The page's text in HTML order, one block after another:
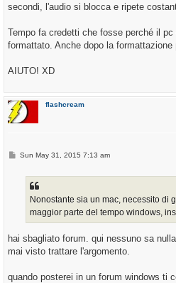
secondi, l'audio si blocca e ripete
Tempo fa credetti che fosse perché il
formattato. Anche dopo la formattazione
AIUTO! XD
flashcream
PSun May 31, 2015 7:13 am
Nonostante sia un mac, necessito di
maggior parte del tempo windows,
hai sbagliato forum. qui nessuno sa
mai visto trattare l'argomento.
quando posterei in un forum windows ti